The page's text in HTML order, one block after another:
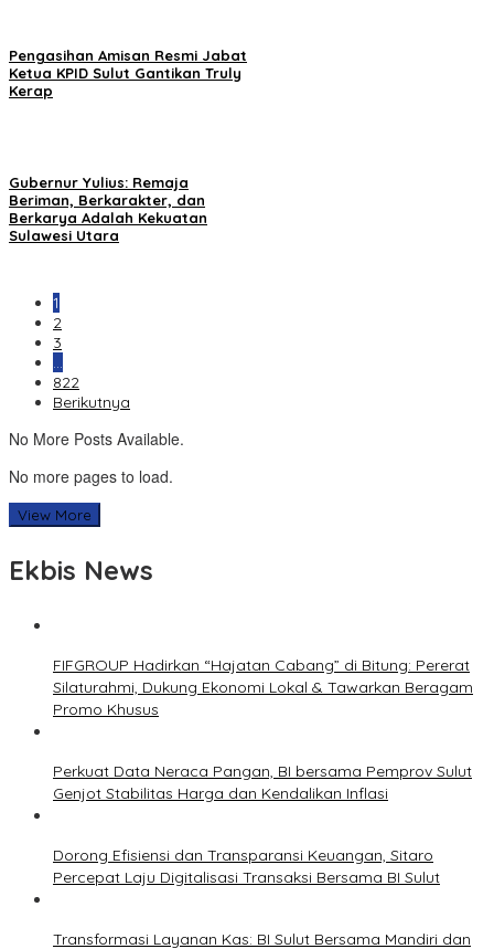
Pengasihan Amisan Resmi Jabat
Ketua KPID Sulut Gantikan Truly
Kerap
Gubernur Yulius: Remaja
Beriman, Berkarakter, dan
Berkarya Adalah Kekuatan
Sulawesi Utara
1
2
3
…
822
Berikutnya
No More Posts Available.
No more pages to load.
View More
Ekbis News
FIFGROUP Hadirkan “Hajatan Cabang” di Bitung: Pererat
Silaturahmi, Dukung Ekonomi Lokal & Tawarkan Beragam
Promo Khusus
Perkuat Data Neraca Pangan, BI bersama Pemprov Sulut
Genjot Stabilitas Harga dan Kendalikan Inflasi
Dorong Efisiensi dan Transparansi Keuangan, Sitaro
Percepat Laju Digitalisasi Transaksi Bersama BI Sulut
Transformasi Layanan Kas: BI Sulut Bersama Mandiri dan